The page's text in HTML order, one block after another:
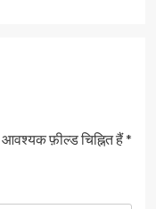
आवश्यक फ़ील्ड चिह्नित हैं*